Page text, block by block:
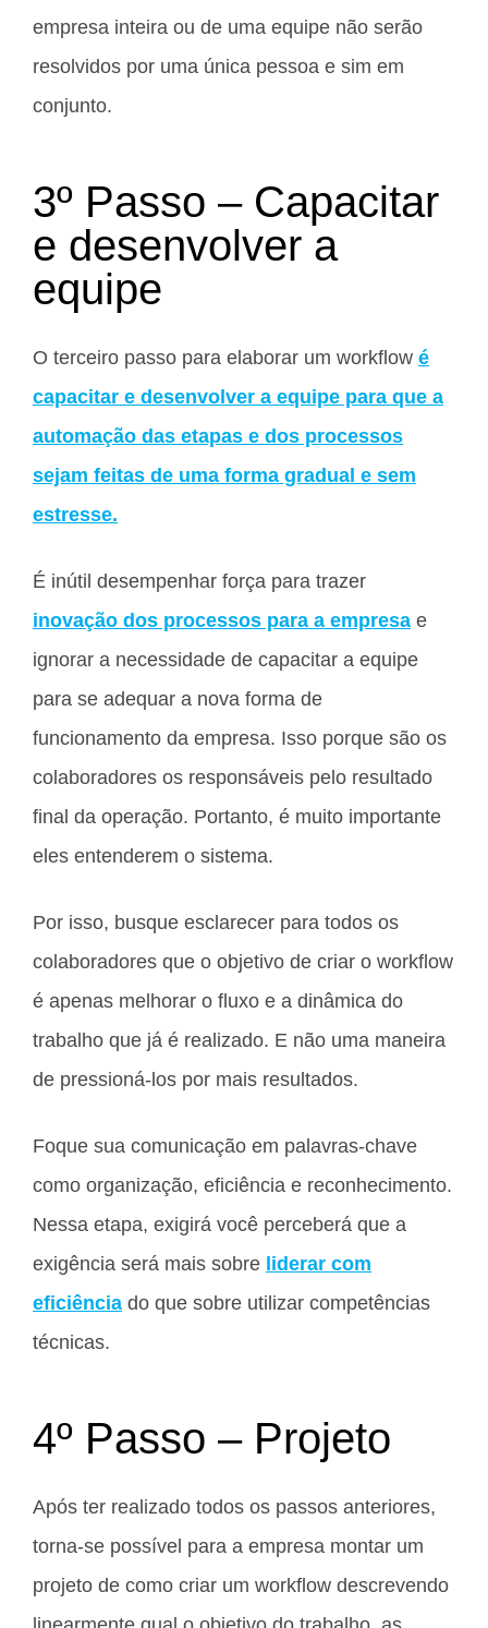
empresa inteira ou de uma equipe não serão
resolvidos por uma única pessoa e sim em
conjunto.
3º Passo – Capacitar
e desenvolver a
equipe
O terceiro passo para elaborar um workflow é
capacitar e desenvolver a equipe para que a
automação das etapas e dos processos
sejam feitas de uma forma gradual e sem
estresse.
É inútil desempenhar força para trazer
inovação dos processos para a empresa e
ignorar a necessidade de capacitar a equipe
para se adequar a nova forma de
funcionamento da empresa. Isso porque são os
colaboradores os responsáveis pelo resultado
final da operação. Portanto, é muito importante
eles entenderem o sistema.
Por isso, busque esclarecer para todos os
colaboradores que o objetivo de criar o workflow
é apenas melhorar o fluxo e a dinâmica do
trabalho que já é realizado. E não uma maneira
de pressioná-los por mais resultados.
Foque sua comunicação em palavras-chave
como organização, eficiência e reconhecimento.
Nessa etapa, exigirá você perceberá que a
exigência será mais sobre liderar com
eficiência do que sobre utilizar competências
técnicas.
4º Passo – Projeto
Após ter realizado todos os passos anteriores,
torna-se possível para a empresa montar um
projeto de como criar um workflow descrevendo